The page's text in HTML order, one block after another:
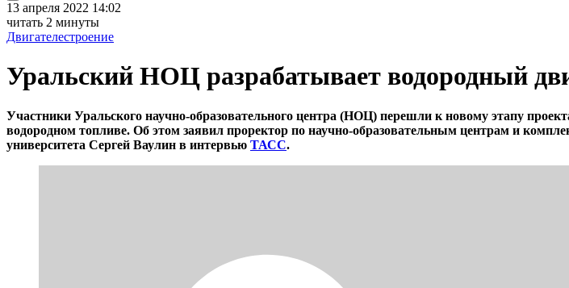
13 апреля 2022 14:02
читать 2 минуты
Двигателестроение
Уральский НОЦ разрабатывает водородный
Участники Уральского научно-образовательного центра (НОЦ) перешли к новому этапу
водородном топливе. Об этом заявил проректор по научно-образовательным центрам и
университета Сергей Ваулин в интервью ТАСС.